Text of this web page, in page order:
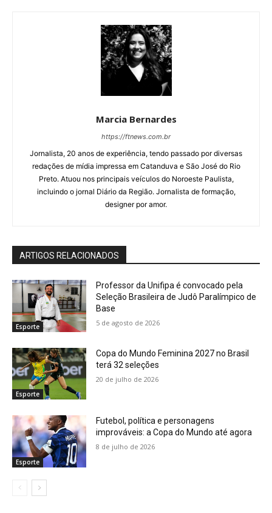
Marcia Bernardes
https://ftnews.com.br
Jornalista, 20 anos de experiência, tendo passado por diversas
redações de mídia impressa em Catanduva e São José do Rio
Preto. Atuou nos principais veículos do Noroeste Paulista,
incluindo o jornal Diário da Região. Jornalista de formação,
designer por amor.
ARTIGOS RELACIONADOS
Esporte
Professor da Unifipa é convocado pela
Seleção Brasileira de Judô Paralímpico de
Base
5 de agosto de 2026
Esporte
Copa do Mundo Feminina 2027 no Brasil
terá 32 seleções
20 de julho de 2026
Esporte
Futebol, política e personagens
improváveis: a Copa do Mundo até agora
8 de julho de 2026